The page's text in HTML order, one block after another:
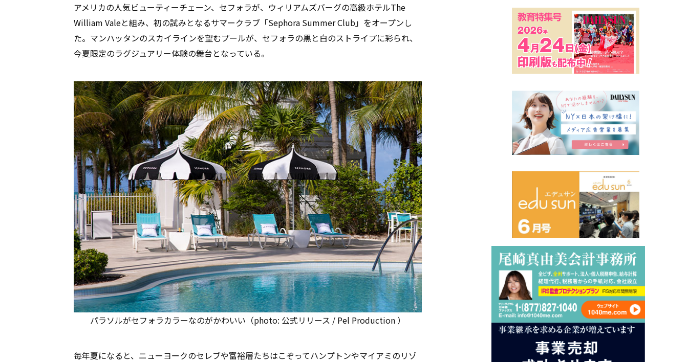
アメリカの人気ビューティーチェーン、セフォラが、ウィリアムズバーグの高級ホテルThe
William Valeと組み、初の試みとなるサマークラブ「Sephora Summer Club」をオープンし
た。マンハッタンのスカイラインを望むプールが、セフォラの黒と白のストライプに彩られ、
今夏限定のラグジュアリー体験の舞台となっている。
パラソルがセフォラカラーなのがかわいい（photo: 公式リリース / Pel Production ）
毎年夏になると、ニューヨークのセレブや富裕層たちはこぞってハンプトンやマイアミのリゾ